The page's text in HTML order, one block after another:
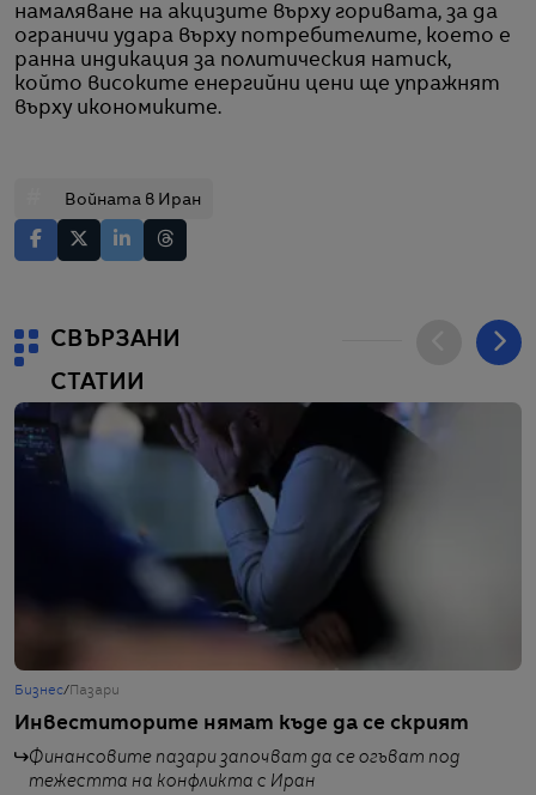
намаляване на акцизите върху горивата, за да
ограничи удара върху потребителите, което е
ранна индикация за политическия натиск,
който високите енергийни цени ще упражнят
върху икономиките.
Войната в Иран
СВЪРЗАНИ
СТАТИИ
Бизнес/ Пазари
Инвеститорите нямат къде да се скрият
Финансовите пазари започват да се огъват под
тежестта на конфликта с Иран